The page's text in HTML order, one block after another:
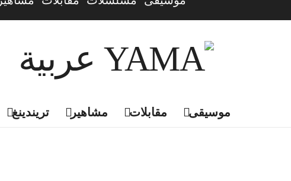
تريندينغ مشاهير مقابلات موسيقى